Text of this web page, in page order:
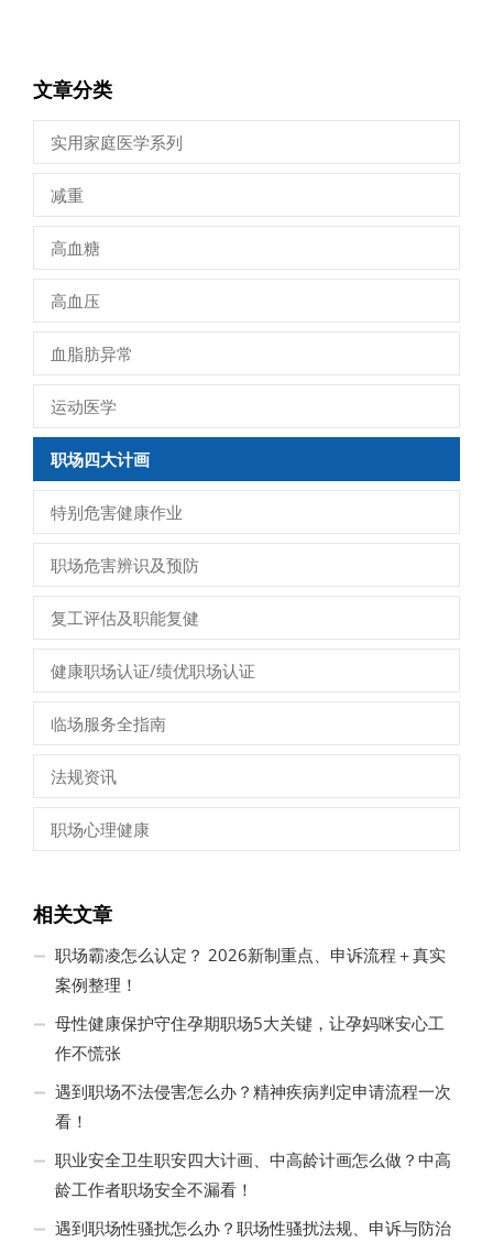
文章分类
实用家庭医学系列
减重
高血糖
高血压
血脂肪异常
运动医学
职场四大计画
特别危害健康作业
职场危害辨识及预防
复工评估及职能复健
健康职场认证/绩优职场认证
临场服务全指南
法规资讯
职场心理健康
相关文章
职场霸凌怎么认定？ 2026新制重点、申诉流程＋真实
案例整理！
母性健康保护守住孕期职场5大关键，让孕妈咪安心工
作不慌张
遇到职场不法侵害怎么办？精神疾病判定申请流程一次
看！
职业安全卫生职安四大计画、中高龄计画怎么做？中高
龄工作者职场安全不漏看！
遇到职场性骚扰怎么办？职场性骚扰法规、申诉与防治